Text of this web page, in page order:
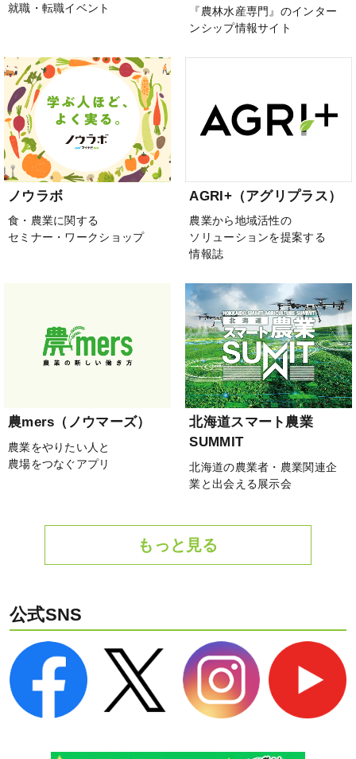
就職・転職イベント
『農林水産専門』のインター
ンシップ情報サイト
ノウラボ
食・農業に関する
セミナー・ワークショップ
AGRI+（アグリプラス）
農業から地域活性の
ソリューションを提案する
情報誌
農mers（ノウマーズ）
農業をやりたい人と
農場をつなぐアプリ
北海道スマート農業
SUMMIT
北海道の農業者・農業関連企
業と出会える展示会
もっと見る
公式SNS